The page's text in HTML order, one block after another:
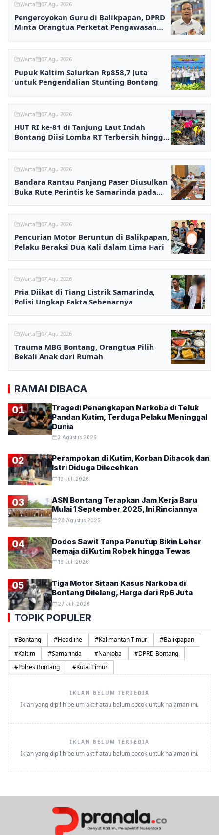
Warta 07 Agu 2026
Pengeroyokan Guru di Balikpapan, DPRD
Minta Orangtua Perketat Pengawasan
Warta 07 Agu 2026
Pupuk Kaltim Salurkan Rp858,7 Juta
untuk Pengendalian Stunting Bontang
Warta 07 Agu 2026
HUT RI ke-81 di Tanjung Laut Indah
Bontang Diisi Lomba RT Terbersih hingga
Warta 07 Agu 2026
Bandara Rantau Panjang Paser Diusulkan
Buka Rute Perintis ke Samarinda pada
Warta 07 Agu 2026
Pencurian Motor Beruntun di Balikpapan,
Pelaku Beraksi Dua Kali dalam Lima Hari
Warta 07 Agu 2026
Pria Diikat di Tiang Listrik Samarinda,
Polisi Ungkap Fakta Sebenarnya
Warta 07 Agu 2026
Trauma MBG Bontang, Orangtua Pilih
Bekali Anak dari Rumah
RAMAI DIBACA
01
Tragedi Penangkapan Narkoba di Teluk
Pandan Kutim, Terduga Pelaku Meninggal
Dunia
3 Agustus 2026
02
Perampokan di Kutim, Korban Dibacok dan
Istri Diduga Dilecehkan
19 Juli 2026
03
ASN Bontang Terapkan Jam Kerja Baru
Mulai 1 September 2025, Ini Rinciannya
28 Agustus 2025
04
Dodos Sawit Tanpa Penutup Bikin Leher
Remaja di Kutim Robek hingga Tewas
19 Juli 2026
05
Tiga Motor Sitaan Kasus Narkoba di
Bontang Dilelang, Harga dari Rp6 Juta
27 Juli 2026
TOPIK POPULER
#Bontang #Headline #Kalimantan Timur #Balikpapan
#Kaltim #Samarinda #Narkoba #DPRD Bontang
#Polres Bontang #Kutai Timur
IKLAN BELUM TERSEDIA
Iklan yang dipilih belum aktif atau belum cocok untuk halaman ini.
IKLAN BELUM TERSEDIA
Iklan yang dipilih belum aktif atau belum cocok untuk halaman ini.